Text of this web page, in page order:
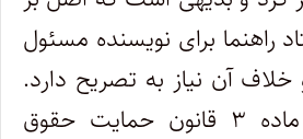
راهنما برای نویسنده مسئول
خلاف آن نیاز به تصریح دارد.
رابعاً: مستفاد از ماده ۳ قانون حمایت حقوق